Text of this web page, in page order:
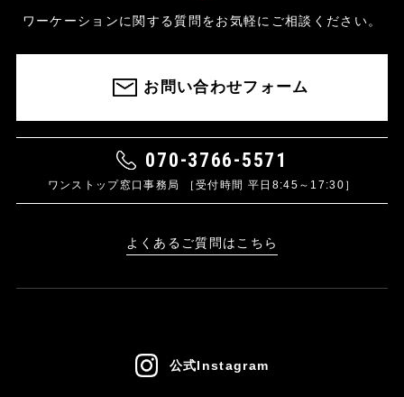
ワーケーションに関する質問をお気軽にご相談ください。
お問い合わせフォーム
070-3766-5571
ワンストップ窓口事務局 ［受付時間 平日8:45～17:30］
よくあるご質問はこちら
公式Instagram